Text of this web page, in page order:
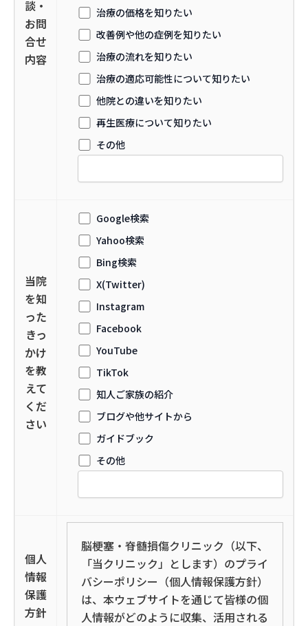
談・
お問
合せ
内容
治療の価格を知りたい
改善例や他の症例を知りたい
治療の流れを知りたい
治療の適応可能性について知りたい
他院との違いを知りたい
再生医療について知りたい
その他
当院
を知
った
きっ
かけ
を教
えて
くだ
さい
Google検索
Yahoo検索
Bing検索
X(Twitter)
Instagram
Facebook
YouTube
TikTok
知人ご家族の紹介
ブログや他サイトから
ガイドブック
その他
個人
情報
保護
方針
脳梗塞・脊髄損傷クリニック（以下、
「当クリニック」とします）のプライ
バシーポリシー（個人情報保護方針）
は、本ウェブサイトを通じて皆様の個
人情報がどのように収集、活用される